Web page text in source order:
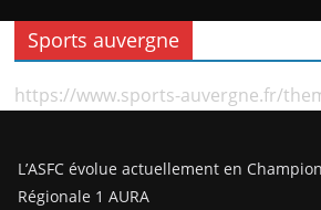
Sports auvergne
https://www.sports-auvergne.fr/
L’ASFC évolue actuellement en
Régionale 1 AURA